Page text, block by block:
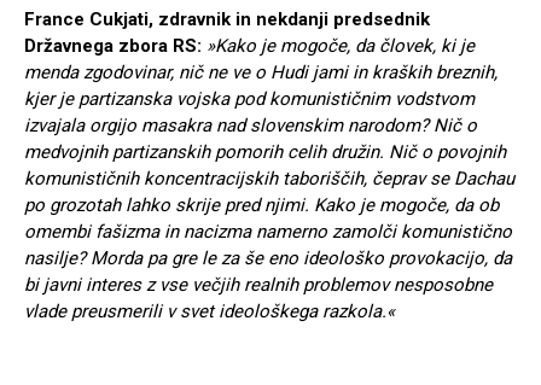
France Cukjati, zdravnik in nekdanji predsednik
Državnega zbora RS: »Kako je mogoče, da človek, ki je
menda zgodovinar, nič ne ve o Hudi jami in kraških breznih,
kjer je partizanska vojska pod komunističnim vodstvom
izvajala orgijo masakra nad slovenskim narodom? Nič o
medvojnih partizanskih pomorih celih družin. Nič o povojnih
komunističnih koncentracijskih taboriščih, čeprav se Dachau
po grozotah lahko skrije pred njimi. Kako je mogoče, da ob
omembi fašizma in nacizma namerno zamolči komunistično
nasilje? Morda pa gre le za še eno ideološko provokacijo, da
bi javni interes z vse večjih realnih problemov nesposobne
vlade preusmerili v svet ideološkega razkola.«